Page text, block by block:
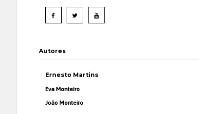
Autores
Ernesto Martins
Eva Monteiro
João Monteiro